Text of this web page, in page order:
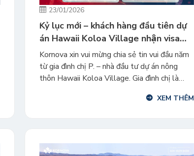
23/01/2026
Kỷ lục mới – khách hàng đầu tiên dự
án Hawaii Koloa Village nhận visa
định cư sau 1.5 năm
Kornova xin vui mừng chia sẻ tin vui đầu năm
từ gia đình chị P. – nhà đầu tư dự án nông
thôn Hawaii Koloa Village. Gia đình chị là
Hawaii Koloa Village đã chính thức nhận visa
XEM THÊM